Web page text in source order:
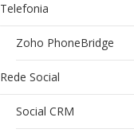
Telefonia
Zoho PhoneBridge
Rede Social
Social CRM